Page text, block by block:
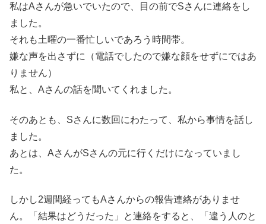
私はAさんが急いでいたので、目の前でSさんに連絡をし
ました。
それも土曜の一番忙しいであろう時間帯。
嫌な声を出さずに（電話でしたので嫌な顔をせずにではあ
りません）
私と、Aさんの話を聞いてくれました。
そのあとも、Sさんに数回にわたって、私から事情を話し
ました。
あとは、AさんがSさんの元に行くだけになっていまし
た。
しかし2週間経ってもAさんからの報告連絡がありませ
ん。「結果はどうだった」と連絡をすると、「違う人のと